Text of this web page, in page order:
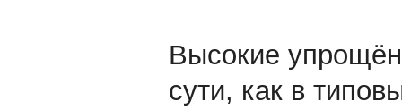
Высокие
сути, как в